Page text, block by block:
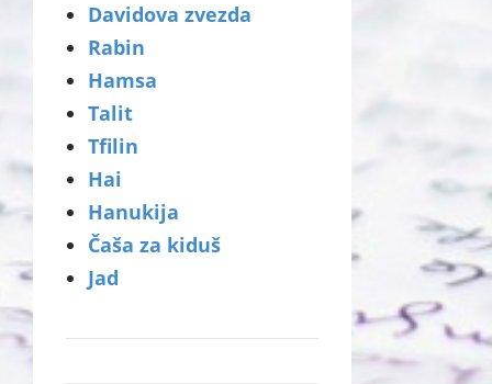
Davidova zvezda
Rabin
Hamsa
Talit
Tfilin
Hai
Hanukija
Čaša za kiduš
Jad